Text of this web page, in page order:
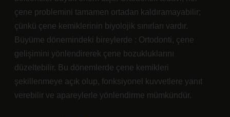
çene problemini tamamen ortadan kaldıramayabilir;
çünkü çene kemiklerinin biyolojik sınırları vardır.
Büyüme dönemindeki bireylerde : Ortodonti, çene
gelişimini yönlendirerek çene bozukluklarını
düzeltebilir. Bu dönemlerde çene kemikleri
şekillenmeye açık olup, fonksiyonel kuvvetlere yanıt
verebilir ve apareylerle yönlendirme mümkündür.